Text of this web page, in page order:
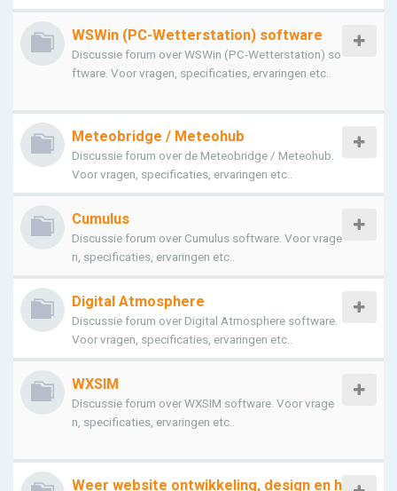
WSWin (PC-Wetterstation) software
Discussie forum over WSWin (PC-Wetterstation) so
ftware. Voor vragen, specificaties, ervaringen etc..
Meteobridge / Meteohub
Discussie forum over de Meteobridge / Meteohub.
Voor vragen, specificaties, ervaringen etc..
Cumulus
Discussie forum over Cumulus software. Voor vrage
n, specificaties, ervaringen etc..
Digital Atmosphere
Discussie forum over Digital Atmosphere software.
Voor vragen, specificaties, ervaringen etc..
WXSIM
Discussie forum over WXSIM software. Voor vrage
n, specificaties, ervaringen etc..
Weer website ontwikkeling, design en h